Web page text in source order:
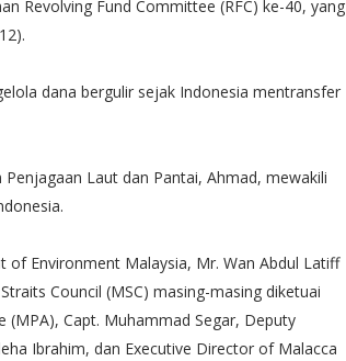
Revolving Fund Committee (RFC) ke-40, yang
dana bergulir sejak Indonesia mentransfer
Laut dan Pantai, Ahmad, mewakili
of Environment Malaysia, Mr. Wan Abdul Latiff
Council (MSC) masing-masing diketuai
Capt. Muhammad Segar, Deputy
Ibrahim, dan Executive Director of Malacca